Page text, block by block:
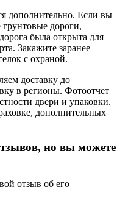
дополнительно. Если вы
грунтовые дороги,
была открыта для
Закажите заранее
с охраной.
доставку до
в регионы. Фотоотчет
двери и упаковки.
дополнительных
но вы можете
отзыв об его